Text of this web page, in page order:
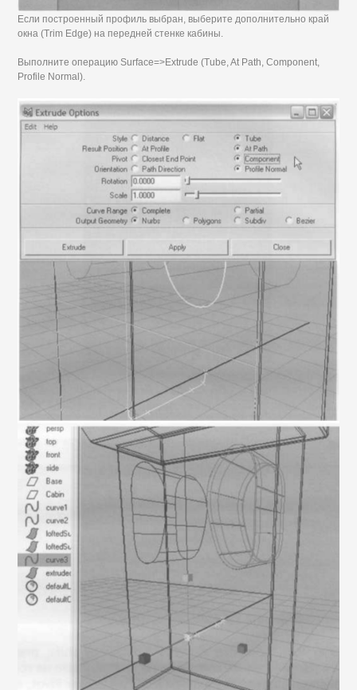
Если построенный профиль выбран, выберите дополнительно край
окна (Trim Edge) на передней стенке кабины.
Выполните операцию Surface=>Extrude (Tube, At Path, Component,
Profile Normal).